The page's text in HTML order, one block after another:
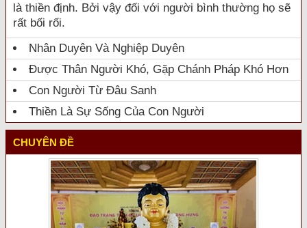
là thiền định. Bởi vậy đối với người bình thường họ sẽ
rất bối rối.
Nhân Duyên Và Nghiệp Duyên
Được Thân Người Khó, Gặp Chánh Pháp Khó Hơn
Con Người Từ Đâu Sanh
Thiền Là Sự Sống Của Con Người
CHUYÊN ĐỀ